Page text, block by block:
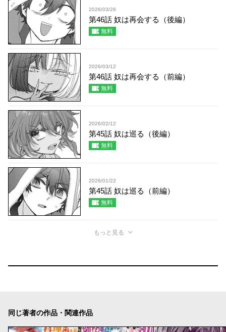
2026/03/26
第46話 奴は再会する（後編）
無料
2026/03/12
第46話 奴は再会する（前編）
無料
2026/02/12
第45話 奴は巡る（後編）
無料
2026/01/22
第45話 奴は巡る（前編）
無料
もっと見る
同じ著者の作品・関連作品